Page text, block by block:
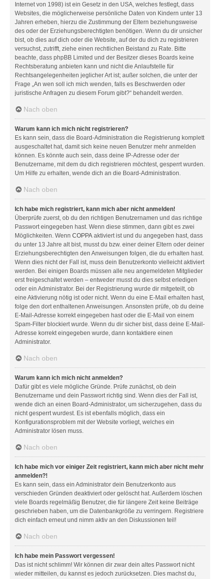
Internet von 1998) ist ein Gesetz in den USA, welches festlegt, dass
Websites, die möglicherweise persönliche Daten von Kindern unter 13
Jahren erheben, hierzu die Zustimmung der Eltern beziehungsweise
des oder der Erziehungsberechtigten benötigen. Wenn du dir unsicher
bist, ob dies auf dich oder die Website, auf der du dich zu registrieren
versuchst, zutrifft, ziehe einen rechtlichen Beistand zu Rate. Bitte
beachte, dass phpBB Limited und der Besitzer dieses Boards keine
Rechtsberatung anbieten kann und nicht die Anlaufstelle für
Rechtsangelegenheiten jeglicher Art ist; außer solchen, die unter der
Frage „An wen soll ich mich wenden, falls es Beschwerden oder
juristische Anfragen zu diesem Forum gibt?“ behandelt werden.
Nach oben
Warum kann ich mich nicht registrieren?
Es kann sein, dass die Board-Administration die Registrierung komplett
ausgeschaltet hat, damit sich keine neuen Benutzer mehr anmelden
können. Es könnte auch sein, dass deine IP-Adresse oder der
Benutzername, mit dem du dich registrieren möchtest, gesperrt wurden.
Um Hilfe zu erhalten, wende dich an die Board-Administration.
Nach oben
Ich habe mich registriert, kann mich aber nicht anmelden!
Überprüfe zuerst, ob du den richtigen Benutzernamen und das richtige
Passwort eingegeben hast. Wenn diese stimmen, dann gibt es zwei
Möglichkeiten. Wenn COPPA aktiviert ist und du angegeben hast, dass
du unter 13 Jahre alt bist, musst du bzw. einer deiner Eltern oder deiner
Erziehungsberechtigten den Anweisungen folgen, die du erhalten hast.
Wenn dies nicht der Fall ist, muss dein Benutzerkonto vielleicht aktiviert
werden. Bei einigen Boards müssen alle neu angemeldeten Mitglieder
erst freigeschaltet werden – entweder musst du dies selbst erledigen
oder ein Administrator. Bei der Registrierung wurde dir mitgeteilt, ob
eine Aktivierung nötig ist oder nicht. Wenn du eine E-Mail erhalten hast,
folge den dort enthaltenen Anweisungen. Ansonsten prüfe, ob du deine
E-Mail-Adresse korrekt eingegeben hast oder die E-Mail von einem
Spam-Filter blockiert wurde. Wenn du dir sicher bist, dass deine E-Mail-
Adresse korrekt eingegeben wurde, dann kontaktiere einen
Administrator.
Nach oben
Warum kann ich mich nicht anmelden?
Dafür gibt es viele mögliche Gründe. Prüfe zunächst, ob dein
Benutzername und dein Passwort richtig sind. Wenn dies der Fall ist,
wende dich an einen Board-Administrator, um sicherzugehen, dass du
nicht gesperrt wurdest. Es ist ebenfalls möglich, dass ein
Konfigurationsproblem mit der Website vorliegt, welches ein
Administrator lösen muss.
Nach oben
Ich habe mich vor einiger Zeit registriert, kann mich aber nicht mehr
anmelden?!
Es kann sein, dass ein Administrator dein Benutzerkonto aus
verschieden Gründen deaktiviert oder gelöscht hat. Außerdem löschen
viele Boards regelmäßig Benutzer, die für längere Zeit keine Beiträge
geschrieben haben, um die Datenbankgröße zu verringern. Registriere
dich einfach erneut und nimm aktiv an den Diskussionen teil!
Nach oben
Ich habe mein Passwort vergessen!
Das ist nicht schlimm! Wir können dir zwar dein altes Passwort nicht
wieder mitteilen, du kannst es jedoch zurücksetzen. Dies machst du,